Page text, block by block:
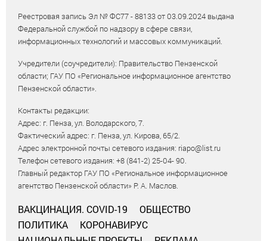
Реестровая запись Эл № ФС77 - 88133 от 03.09.2024 выдана
Федеральной службой по надзору в сфере связи,
информационных технологий и массовых коммуникаций.
Учредители (соучредители): Правительство Пензенской
области; ГАУ ПО «Региональное информационное агентство
Пензенской области».
Контакты редакции:
Адрес: г. Пенза, ул. Володарского, 7.
Фактический адрес: г. Пенза, ул. Кирова, 65/2.
Адрес электронной почты сетевого издания: riapo@list.ru
Телефон сетевого издания: +8 (841-2) 25-04- 90.
Главный редактор ГАУ ПО «Региональное информационное
агентство Пензенской области» Р. А. Маслов.
ВАКЦИНАЦИЯ. COVID-19
ОБЩЕСТВО
ПОЛИТИКА
КОРОНАВИРУС